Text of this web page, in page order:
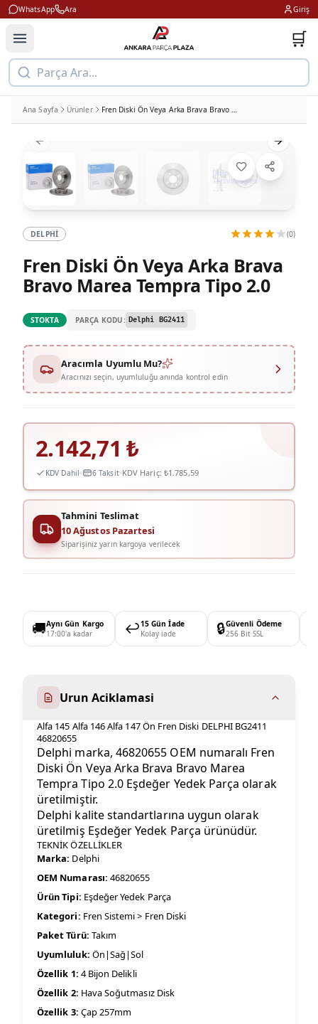
WhatsApp Ara Giriş
🛒
Parça Ara...
Ana Sayfa Ürünler Fren Diski Ön Veya Arka Brava Bravo Marea Tempra Tipo 2.0
Previous slide Next
DELPHI (0)
Fren Diski Ön Veya Arka Brava
Bravo Marea Tempra Tipo 2.0
STOKTA PARÇA KODU: Delphi BG2411
Aracımla Uyumlu Mu?
Aracınızı seçin, uyumluluğu anında kontrol edin
2.142,71 ₺
KDV Dahil 6 Taksit KDV Hariç: ₺1.785,59
Tahmini Teslimat
10 Ağustos Pazartesi
Siparişiniz yarın kargoya verilecek
🚚Aynı Gün Kargo
17:00'a kadar
↩️15 Gün İade
Kolay iade
🔒Güvenli Ödeme
256 Bit SSL
Urun Aciklamasi
Alfa 145 Alfa 146 Alfa 147 Ön Fren Diski DELPHI BG2411
46820655
Delphi marka, 46820655 OEM numaralı Fren
Diski Ön Veya Arka Brava Bravo Marea
Tempra Tipo 2.0 Eşdeğer Yedek Parça olarak
üretilmiştir.
Delphi kalite standartlarına uygun olarak
üretilmiş Eşdeğer Yedek Parça ürünüdür.
TEKNİK ÖZELLİKLER
Marka: Delphi
OEM Numarası: 46820655
Ürün Tipi: Eşdeğer Yedek Parça
Kategori: Fren Sistemi > Fren Diski
Paket Türü: Takım
Uyumluluk: Ön|Sağ|Sol
Özellik 1: 4 Bijon Delikli
Özellik 2: Hava Soğutmasız Disk
Özellik 3: Çap 257mm